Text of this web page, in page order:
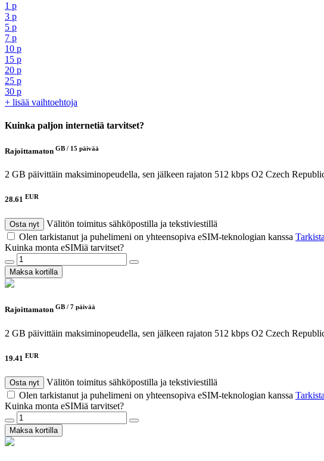
1 p
3 p
5 p
7 p
10 p
15 p
20 p
25 p
30 p
+ lisää vaihtoehtoja
Kuinka paljon internetiä tarvitset?
Rajoittamaton GB / 15 päivää
2 GB päivittäin maksiminopeudella, sen jälkeen rajaton 512 kbps O2 Czech
28.61 EUR
Osta nyt
Välitön toimitus sähköpostilla ja tekstiviestillä
Olen tarkistanut ja puhelimeni on yhteensopiva eSIM-teknologian kanssa
Kuinka monta eSIMiä tarvitset?
Maksa kortilla
Rajoittamaton GB / 7 päivää
2 GB päivittäin maksiminopeudella, sen jälkeen rajaton 512 kbps O2 Czech
19.41 EUR
Osta nyt
Välitön toimitus sähköpostilla ja tekstiviestillä
Olen tarkistanut ja puhelimeni on yhteensopiva eSIM-teknologian kanssa
Kuinka monta eSIMiä tarvitset?
Maksa kortilla